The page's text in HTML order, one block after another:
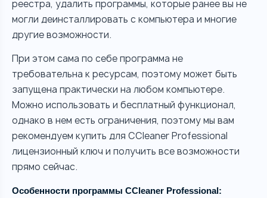
реестра, удалить программы, которые ранее вы не
могли деинсталлировать с компьютера и многие
другие возможности.
При этом сама по себе программа не
требовательна к ресурсам, поэтому может быть
запущена практически на любом компьютере.
Можно использовать и бесплатный функционал,
однако в нем есть ограничения, поэтому мы вам
рекомендуем купить для CCleaner Professional
лицензионный ключ и получить все возможности
прямо сейчас.
Особенности программы CCleaner Professional: